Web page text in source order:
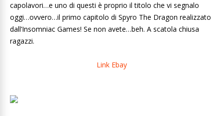
capolavori…e uno di questi è proprio il titolo che vi segnalo
oggi…ovvero…il primo capitolo di Spyro The Dragon realizzato
dall’Insomniac Games! Se non avete…beh. A scatola chiusa
ragazzi.
Link Ebay